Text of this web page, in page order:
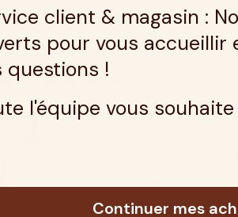
client & magasin :
pour vous accueillir
questions !
l'équipe vous
Continuer mes